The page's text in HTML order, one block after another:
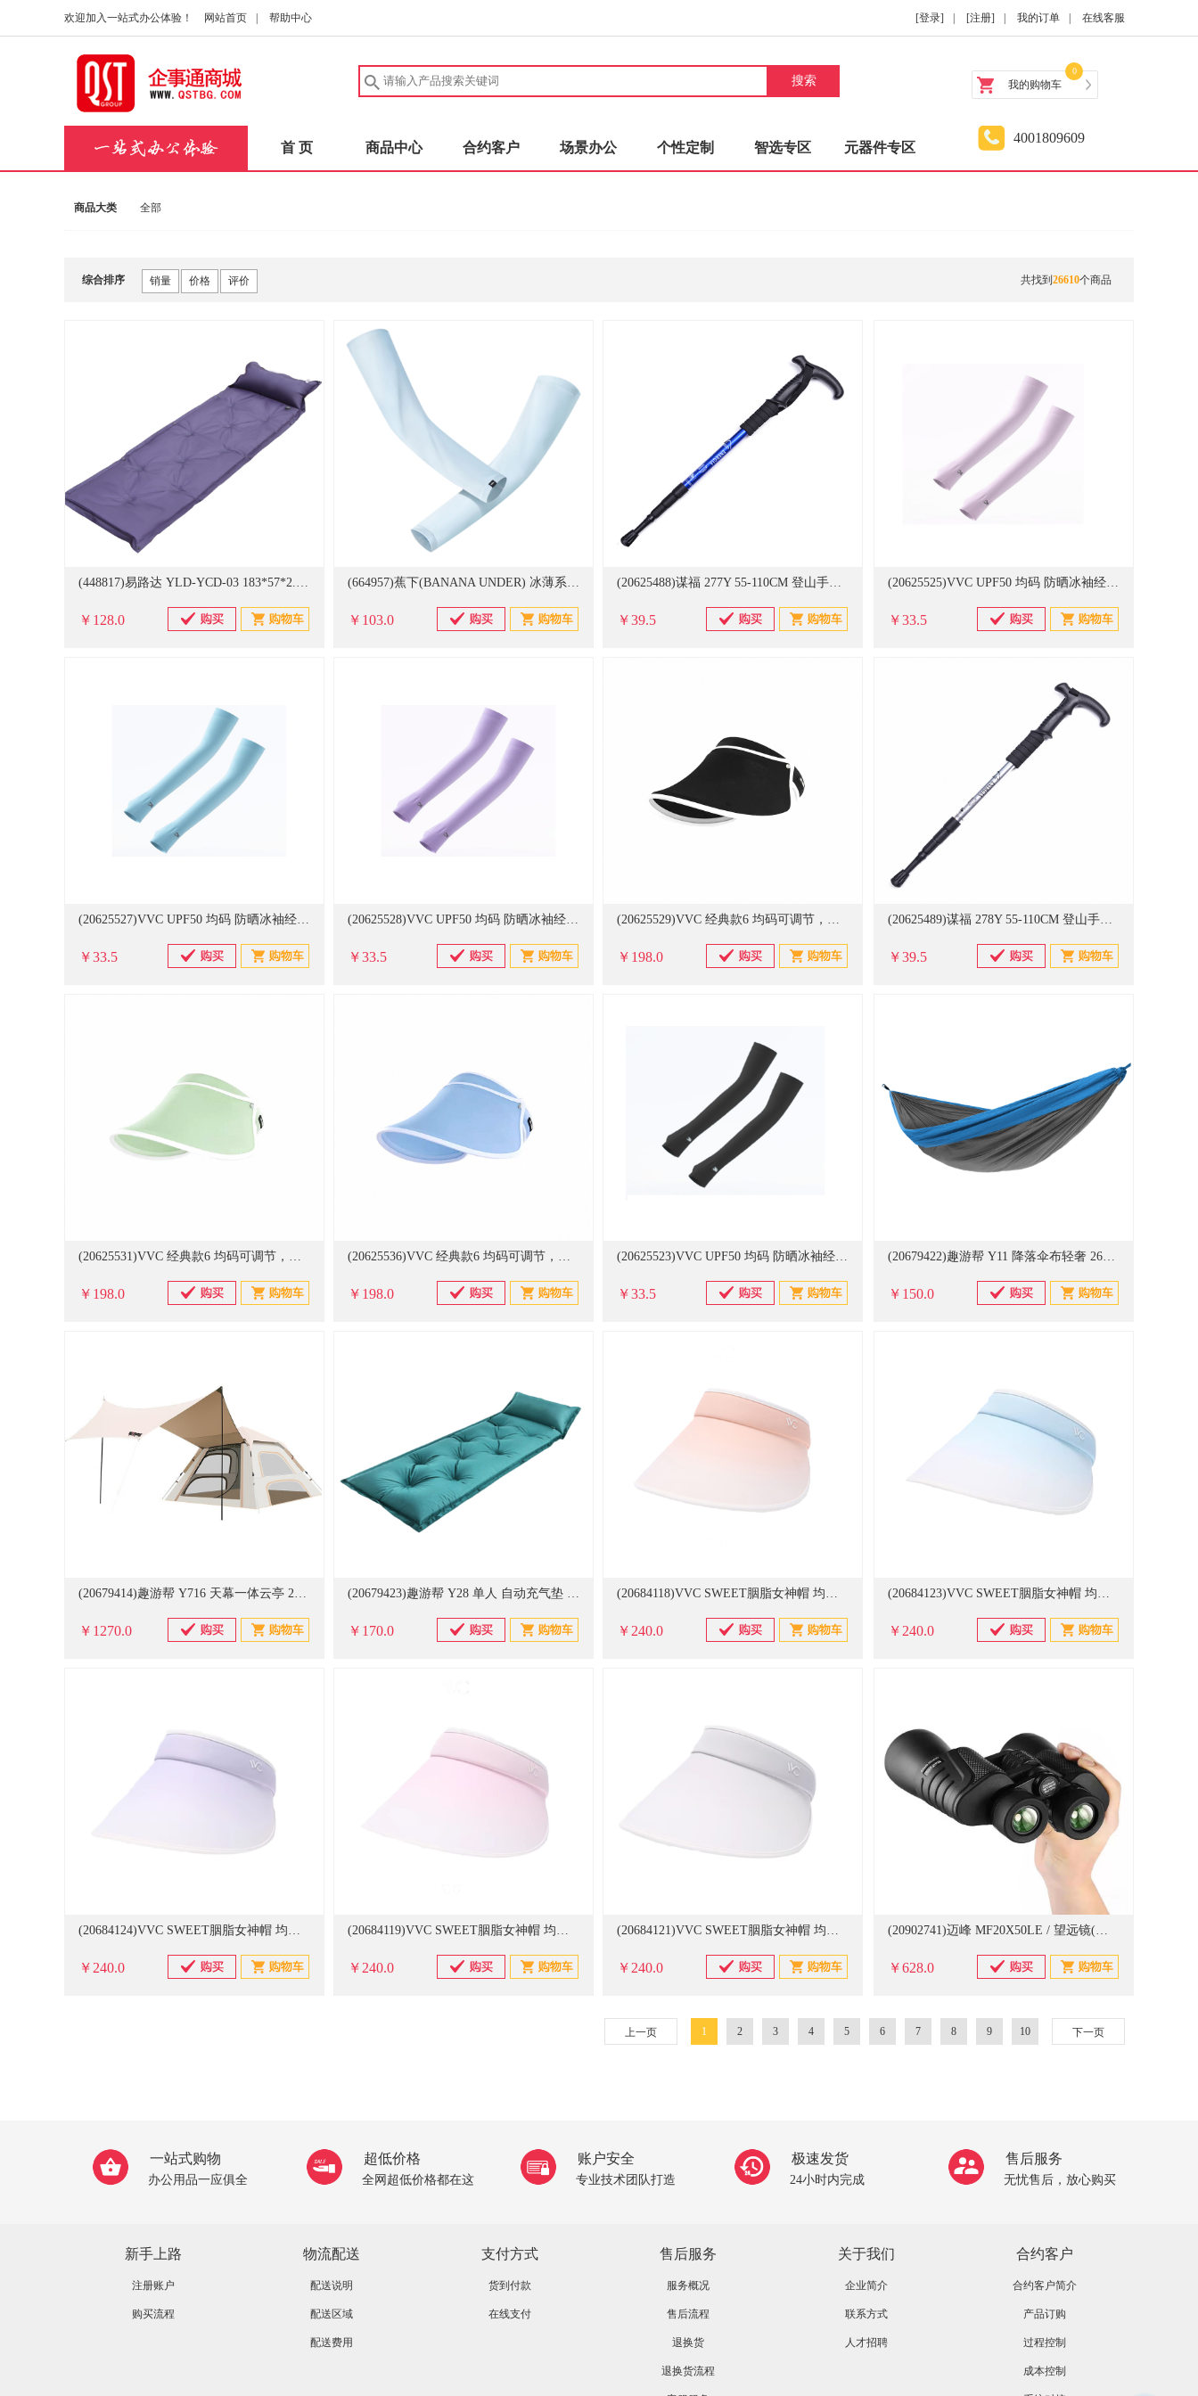
欢迎加入一站式办公体验！ 网站首页 帮助中心 [登录] [注册] 我的订单 在线客服
搜索 我的购物车
0
首 页 商品中心 合约客户 场景办公 个性定制 智选专区 元器件专区
4001809609
商品大类 全部
综合排序 销量 价格 评价 共找到 26610个商品
(448817)易路达 YLD-YCD-03 183*57*2.5cm 可拼接自动充气垫 紫色(单位：个)
￥128.0
(664957)蕉下(BANANA UNDER) 冰薄系列 S 防晒冰袖男女袖套防紫外线透气骑行袖子 白色(单位：付)
￥103.0
(20625488)谋福 277Y 55-110CM 登山手杖 蓝色(单位：根)
￥39.5
(20625525)VVC UPF50 均码 防晒冰袖经典款 粉色(单位：双)
￥33.5
(20625527)VVC UPF50 均码 防晒冰袖经典款 淡蓝色(单位：双)
￥33.5
(20625528)VVC UPF50 均码 防晒冰袖经典款 丁香紫(单位：双)
￥33.5
(20625529)VVC 经典款6 均码可调节，帽檐15.5cm 防晒帽青春款 暮色黑(单位：顶)
￥198.0
(20625489)谋福 278Y 55-110CM 登山手杖 银色(单位：根)
￥39.5
(20625531)VVC 经典款6 均码可调节，帽檐15.5cm 防晒帽青春款 薄荷绿(单位：顶)
￥198.0
(20625536)VVC 经典款6 均码可调节，帽檐15.5cm 防晒帽青春款 灰度蓝(单位：顶)
￥198.0
(20625523)VVC UPF50 均码 防晒冰袖经典款 黑色(单位：双)
￥33.5
(20679422)趣游帮 Y11 降落伞布轻奢 260*140cm 吊床 颜色随机(单位：个)
￥150.0
(20679414)趣游帮 Y716 天幕一体云亭 240*240*155cm 帐篷 米黄(单位：个)
￥1270.0
(20679423)趣游帮 Y28 单人 自动充气垫 颜色随机(单位：个)
￥170.0
(20684118)VVC SWEET胭脂女神帽 均码 防晒帽 渐变橙(单位：只)
￥240.0
(20684123)VVC SWEET胭脂女神帽 均码 防晒帽 渐变蓝(单位：只)
￥240.0
(20684124)VVC SWEET胭脂女神帽 均码 防晒帽 渐变紫(单位：只)
￥240.0
(20684119)VVC SWEET胭脂女神帽 均码 防晒帽 渐变粉(单位：只)
￥240.0
(20684121)VVC SWEET胭脂女神帽 均码 防晒帽 渐变灰(单位：只)
￥240.0
(20902741)迈峰 MF20X50LE / 望远镜(单位：台)
￥628.0
上一页 1 2 3 4 5 6 7 8 9 10 下一页
一站式购物
办公用品一应俱全
超低价格
全网超低价格都在这
账户安全
专业技术团队打造
极速发货
24小时内完成
售后服务
无忧售后，放心购买
新手上路
注册账户
购买流程
物流配送
配送说明
配送区域
配送费用
支付方式
货到付款
在线支付
售后服务
服务概况
售后流程
退换货
退换货流程
关于我们
企业简介
联系方式
人才招聘
合约客户
合约客户简介
产品订购
过程控制
成本控制